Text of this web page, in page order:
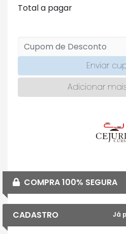
CADASTRO Já
Total a pagar
Enviar
Adicionar
COMPRA 100% SEGURA